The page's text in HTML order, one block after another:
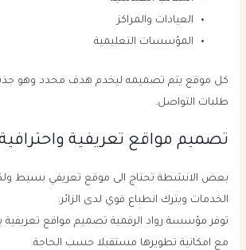
العيادات والمراكز
المؤسسات التعليمية
كل موقع يتم تصميمه ليخدم هدف محدد وهو جذب
طلبات التواصل.
تصميم مواقع تعريفية
بعض الانشطة تحتاج الى موقع تعريفي بسيط
الخدمات ويترك انطباع قوي لدى الزائر.
توفر مؤسسة رواد الرقمية تصميم مواقع تعريفية
مع امكانية تطويرها مستقبلا حسب الحاجة.